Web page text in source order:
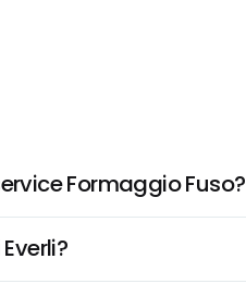
Formaggio Fuso?